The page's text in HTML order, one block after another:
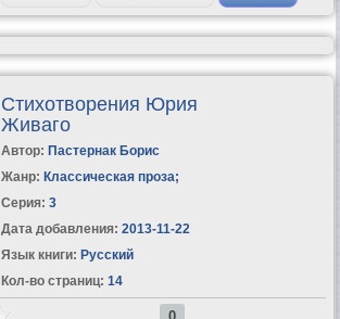
Стихотворения Юрия
Живаго
Автор: Пастернак Борис
Жанр: Классическая проза;
Серия: 3
Дата добавления: 2013-11-22
Язык книги: Русский
Кол-во страниц: 14